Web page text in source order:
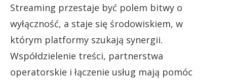
Streaming przestaje być polem bitwy o
wyłączność, a staje się środowiskiem, w
którym platformy szukają synergii.
Współdzielenie treści, partnerstwa
operatorskie i łączenie usług mają pomóc